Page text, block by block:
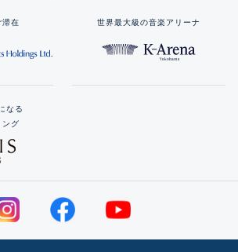
滞在 世界最大級の音楽アリーナ
なる
ング